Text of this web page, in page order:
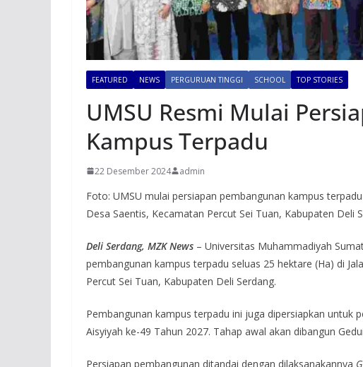
FEATURED NEWS PERGURUAN TINGGI SCHOOL TOP STORIES
UMSU Resmi Mulai
Kampus Terpadu
22 Desember 2024 admin
Foto: UMSU mulai persiapan pembangunan kampus
Desa Saentis, Kecamatan Percut Sei Tuan, Kabupaten Deli
Deli Serdang, MZK News – Universitas Muhammadiyah
pembangunan kampus terpadu seluas 25 hektare (Ha) di
Percut Sei Tuan, Kabupaten Deli Serdang.
Pembangunan kampus terpadu ini juga dipersiapkan untuk
Aisyiyah ke-49 Tahun 2027. Tahap awal akan dibangun
Persiapan pembangunan ditandai dengan dilaksanakannya